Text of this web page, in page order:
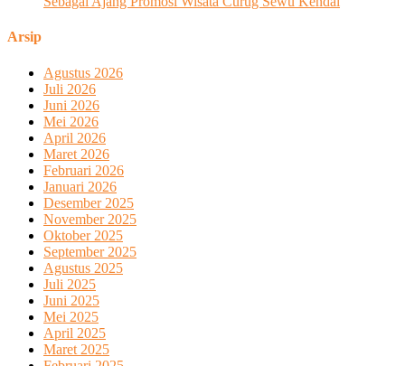
Arsip
Agustus 2026
Juli 2026
Juni 2026
Mei 2026
April 2026
Maret 2026
Februari 2026
Januari 2026
Desember 2025
November 2025
Oktober 2025
September 2025
Agustus 2025
Juli 2025
Juni 2025
Mei 2025
April 2025
Maret 2025